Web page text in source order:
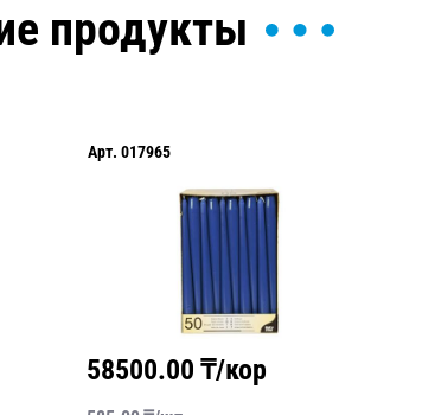
продукты
Арт. 017965
58500.00 ₸/кор